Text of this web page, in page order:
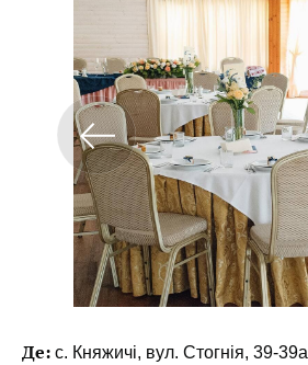
Де: с. Княжичі, вул. Стогнія, 39-39a